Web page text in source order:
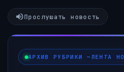
Прослушать новость
АРХИВ РУБРИКИ ~ЛЕНТА